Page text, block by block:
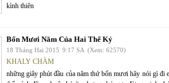
kình thiên
Bốn Mươi Năm Của Hai Thế Kỷ
18 Tháng Hai 2015 9:17 SA (Xem: 62570)
KHALY CHÀM
những giây phút đầu của năm thứ bốn mươi hãy nói gì